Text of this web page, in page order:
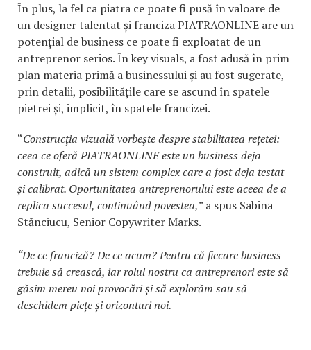
În plus, la fel ca piatra ce poate fi pusă în valoare de
un designer talentat și franciza PIATRAONLINE are un
potențial de business ce poate fi exploatat de un
antreprenor serios. În key visuals, a fost adusă în prim
plan materia primă a businessului și au fost sugerate,
prin detalii, posibilitățile care se ascund în spatele
pietrei și, implicit, în spatele francizei.
“Construcția vizuală vorbește despre stabilitatea rețetei:
ceea ce oferă PIATRAONLINE este un business deja
construit, adică un sistem complex care a fost deja testat
și calibrat. Oportunitatea antreprenorului este aceea de a
replica succesul, continuând povestea,” a spus Sabina
Stănciucu, Senior Copywriter Marks.
“De ce franciză? De ce acum? Pentru că fiecare business
trebuie să crească, iar rolul nostru ca antreprenori este să
găsim mereu noi provocări și să explorăm sau să
deschidem piețe și orizonturi noi.